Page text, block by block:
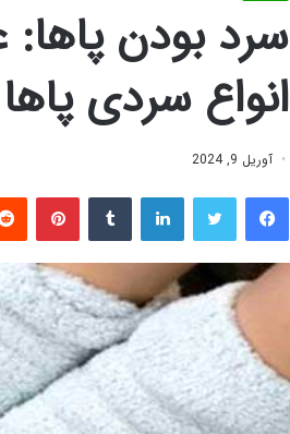
سرد بودن
انواع سردی پاها
آوریل 9, 2024
فیس بوک توییتر لینکدین ‫تامبلر